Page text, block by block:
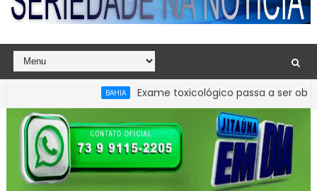
Exame toxicológico passa a ser obrigatório